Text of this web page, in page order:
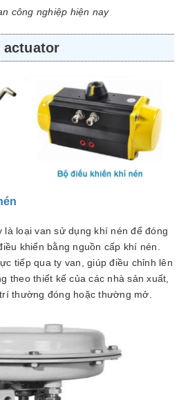
công nghiệp hiện nay
actuator
loại van sử dụng khí nén để đóng
khiển bằng nguồn cấp khí nén.
tiếp qua ty van, giúp điều chỉnh lên
theo thiết kế của các nhà sản xuất,
thường đóng hoặc thường mở.